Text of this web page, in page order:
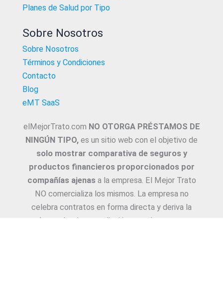
Planes de Salud por Tipo
Sobre Nosotros
Sobre Nosotros
Términos y Condiciones
Contacto
Blog
eMT SaaS
elMejorTrato.com NO OTORGA PRÉSTAMOS DE
NINGÚN TIPO, es un sitio web con el objetivo de
solo mostrar comparativa de seguros y
productos financieros proporcionados por
compañías ajenasa la empresa. El Mejor Trato
NO comercializa los mismos. La empresa no
celebra contratos en forma directa y deriva la
Asesoría e intermediación a productores y